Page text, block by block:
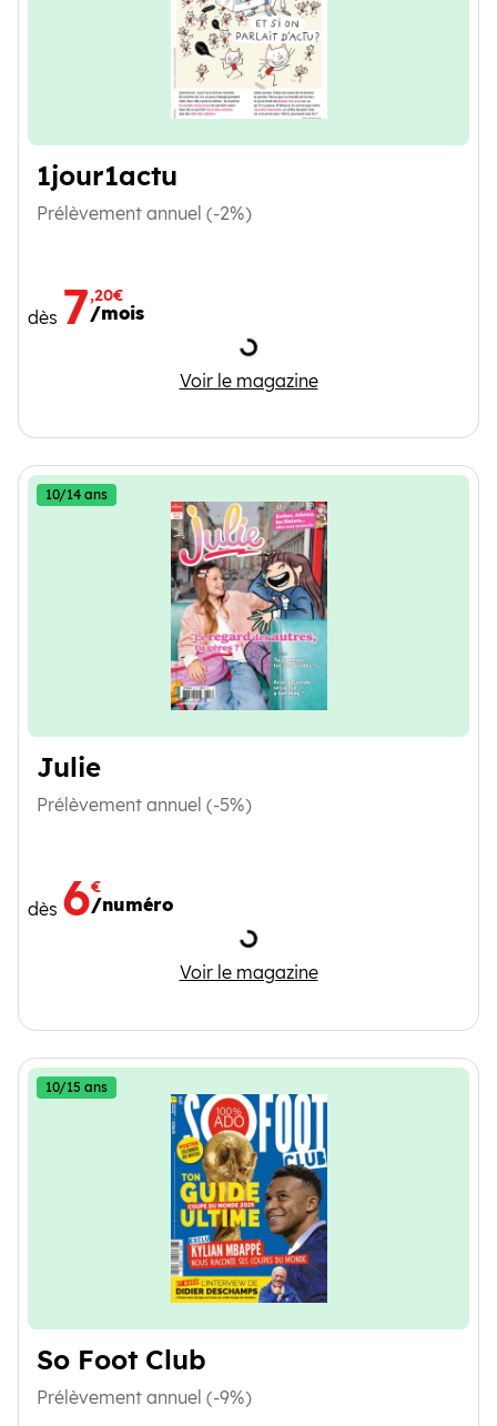
1jour1actu
Prélèvement annuel (-2%)
dès 7,20€
/mois
Chargement
Voir le magazine
1jour1actu
Julie
10/14 ans
Prélèvement annuel (-5%)
dès 6€
/numéro
Chargement
Voir le magazine
Julie
So Foot Club
10/15 ans
Prélèvement annuel (-9%)